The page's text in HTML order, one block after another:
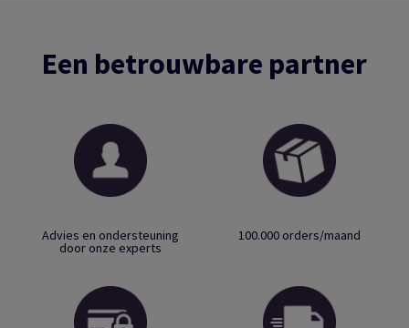
Een betrouwbare partner
Advies en ondersteuning
door onze experts
100.000 orders/maand